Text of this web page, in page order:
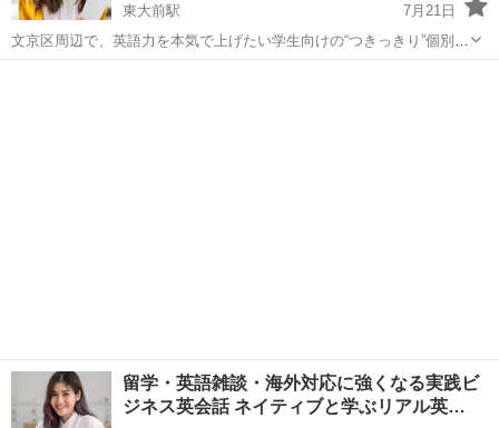
東大前駅
7月21日
文京区周辺で、英語力を本気で上げたい学生向けの“つきっきり”個別英
語レッスンです。 ネイティブ講師とマンツーマンで、 発音・リスニン
留学・英語雑談・海外対応に強くなる実践ビ
ジネス英会話 ネイティブと学ぶリアル英…